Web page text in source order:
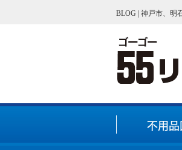
BLOG | 神戸市、明
不用品